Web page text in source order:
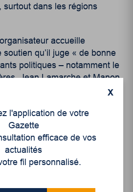
surtout dans les régions
accueille
qu’il juge « de bonne
politiques – notamment le
Jean Lamarche et Manon
– les représentants
que le gouvernement
le racisme systémique »,
Mme Vachon-Laurent
X
l'application de votre
Gazette
efficace de vos
actualités
fil personnalisé.